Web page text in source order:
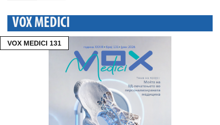
VOX MEDICI
VOX MEDICI 131